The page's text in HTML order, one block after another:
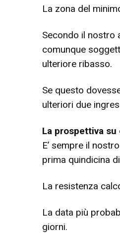
La zona del
Secondo il nostro
comunque
ulteriore ribasso.
Se questo
ulteriori due
La prospettiva su
E’ sempre il
prima quindicina
La resistenza
La data più
giorni.